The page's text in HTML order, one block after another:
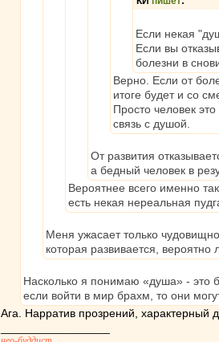
Если некая
Если вы
болезни в
Верно. Если от
итоге будет и со
Просто человек
связь с душой.
От развития
а бедный человек в
Вероятнее всего именно
есть некая нереальная
Меня ужасает только
которая развивается,
Насколько я понимаю «душа» - это
если войти в мир брахм, то они
Ага. Нарратив прозрений, характерный